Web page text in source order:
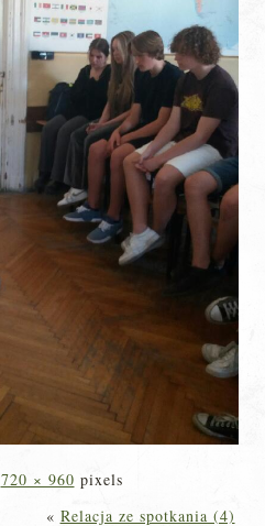
720 × 960 pixels
« Relacja ze spotkania (4)